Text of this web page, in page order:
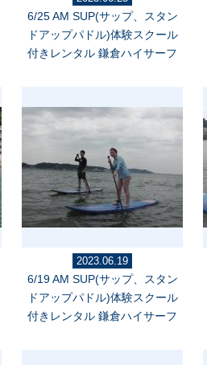
6/25 AM SUP(サップ、スタン
ドアップパドル)体験スクール
付きレンタル 鎌倉ハイサーフ
2023.06.19
6/19 AM SUP(サップ、スタン
ドアップパドル)体験スクール
付きレンタル 鎌倉ハイサーフ